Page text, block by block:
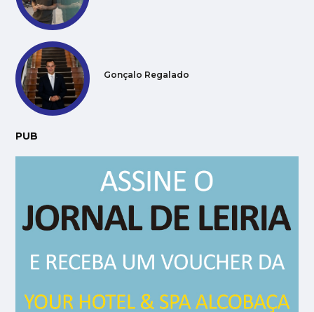
Gonçalo Regalado
PUB